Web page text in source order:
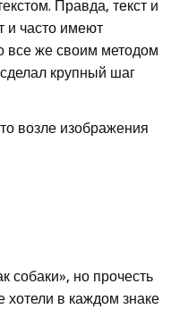
Правда, текст и
и часто имеют
все же своим методом
крупный шаг
возле изображения
собаки», но прочесть
хотели в каждом знаке